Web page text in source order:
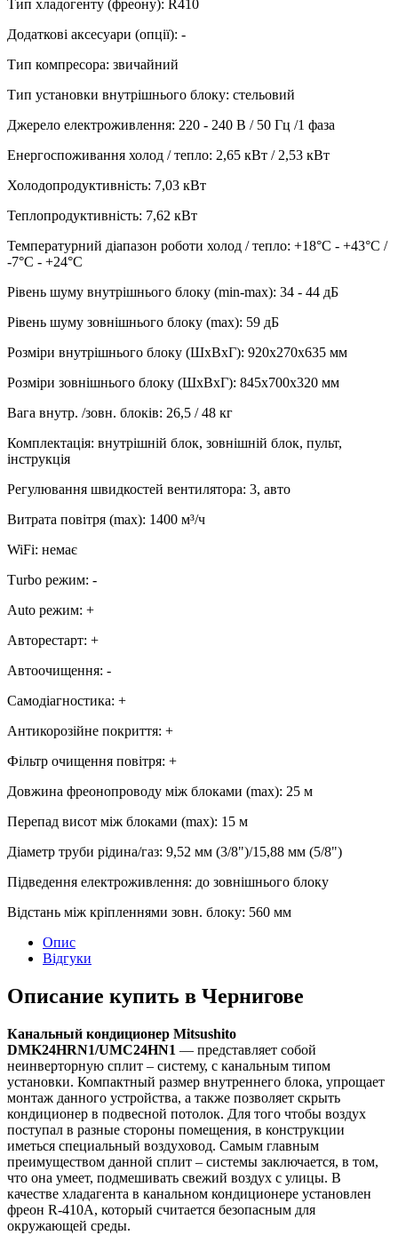
Тип хладогенту (фреону): R410
Додаткові аксесуари (опції): -
Тип компресора: звичайний
Тип установки внутрішнього блоку: стельовий
Джерело електроживлення: 220 - 240 В / 50 Гц /1 фаза
Енергоспоживання холод / тепло: 2,65 кВт / 2,53 кВт
Холодопродуктивність: 7,03 кВт
Теплопродуктивність: 7,62 кВт
Температурний діапазон роботи холод / тепло: +18°С - +43°С /
-7°С - +24°С
Рівень шуму внутрішнього блоку (min-max): 34 - 44 дБ
Рівень шуму зовнішнього блоку (max): 59 дБ
Розміри внутрішнього блоку (ШхВхГ): 920х270х635 мм
Розміри зовнішнього блоку (ШхВхГ): 845х700х320 мм
Вага внутр. /зовн. блоків: 26,5 / 48 кг
Комплектація: внутрішній блок, зовнішній блок, пульт,
інструкція
Регулювання швидкостей вентилятора: 3, авто
Витрата повітря (max): 1400 м³/ч
WiFi: немає
Тurbo режим: -
Аuto режим: +
Авторестарт: +
Автоочищення: -
Самодіагностика: +
Антикорозійне покриття: +
Фільтр очищення повітря: +
Довжина фреонопроводу між блоками (max): 25 м
Перепад висот між блоками (max): 15 м
Діаметр труби рідина/газ: 9,52 мм (3/8")/15,88 мм (5/8")
Підведення електроживлення: до зовнішнього блоку
Відстань між кріпленнями зовн. блоку: 560 мм
Опис
Відгуки
Описание купить в Чернигове
Канальный кондиционер Mitsushito
DMK24HRN1/UMC24HN1 — представляет собой
неинверторную сплит – систему, с канальным типом
установки. Компактный размер внутреннего блока, упрощает
монтаж данного устройства, а также позволяет скрыть
кондиционер в подвесной потолок. Для того чтобы воздух
поступал в разные стороны помещения, в конструкции
иметься специальный воздуховод. Самым главным
преимуществом данной сплит – системы заключается, в том,
что она умеет, подмешивать свежий воздух с улицы. В
качестве хладагента в канальном кондиционере установлен
фреон R-410А, который считается безопасным для
окружающей среды.